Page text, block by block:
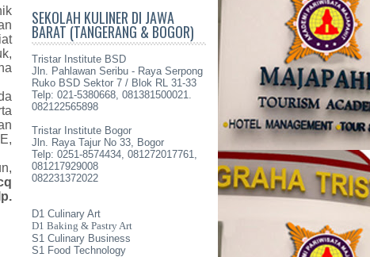
SEKOLAH KULINER DI JAWA
BARAT (TANGERANG & BOGOR)
Tristar Institute BSD
Jln. Pahlawan Seribu - Raya Serpong
Ruko BSD Sektor 7 / Blok RL 31-33
Telp: 021-5380668, 081381500021.
082122565898
Tristar Institute Bogor
Jln. Raya Tajur No 33, Bogor
Telp: 0251-8574434, 081272017761,
081217929008
082231372022
D1 Culinary Art
D1 Baking & Pastry Art
S1 Culinary Business
S1 Food Technology